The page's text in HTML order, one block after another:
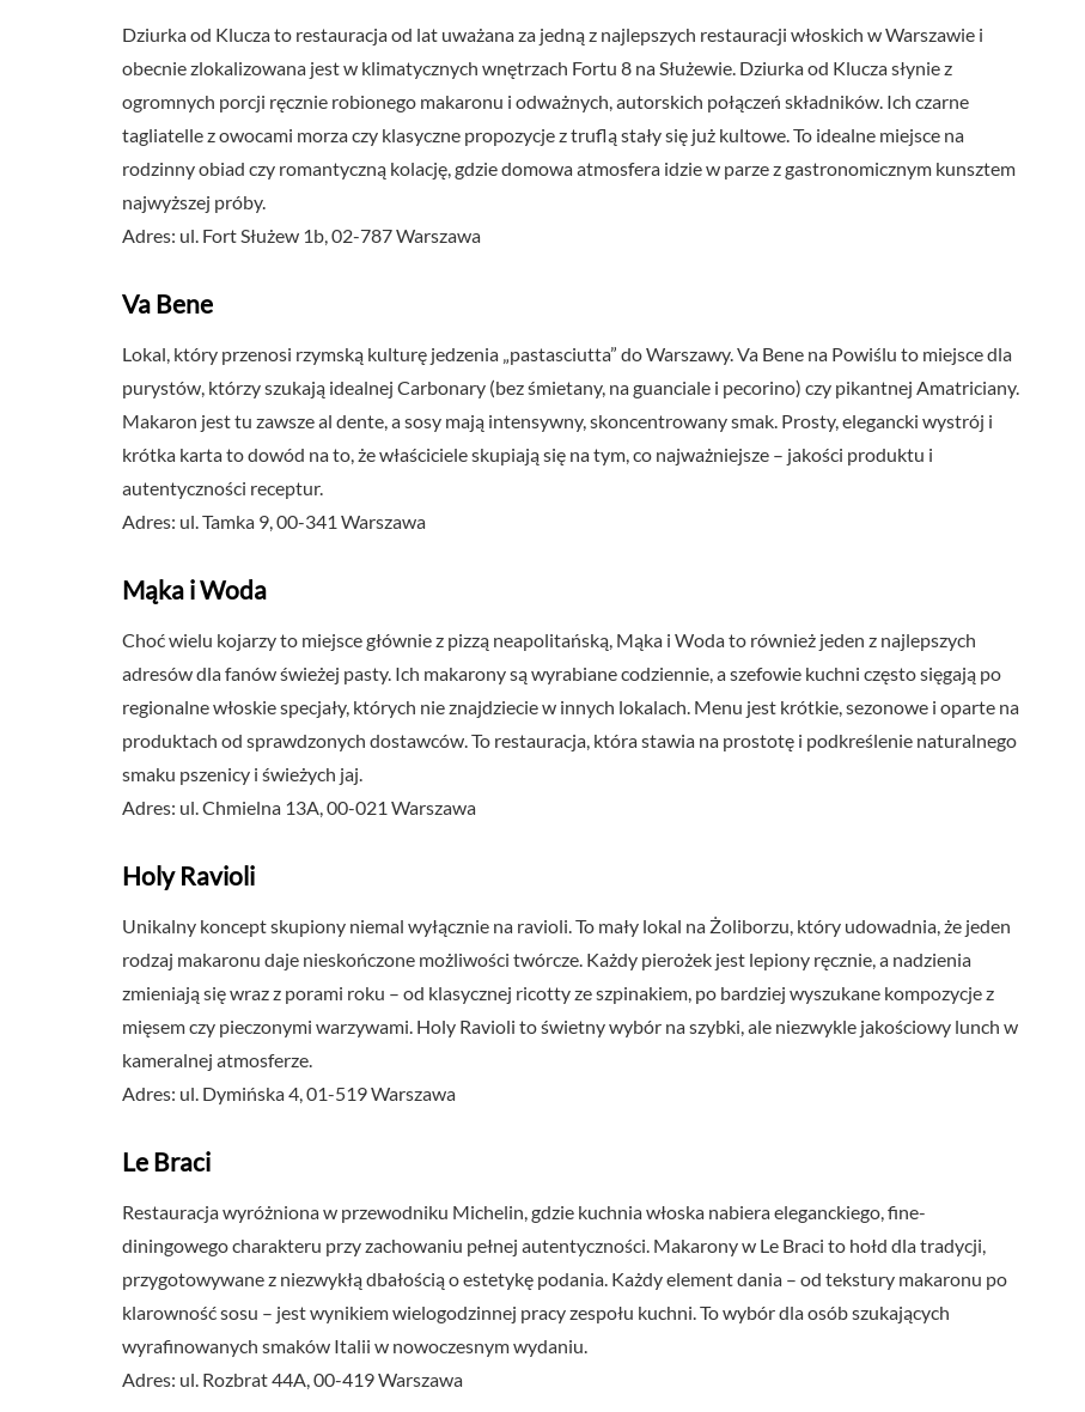
Dziurka od Klucza to restauracja od lat uważana za jedną z najlepszych restauracji włoskich w Warszawie i
obecnie zlokalizowana jest w klimatycznych wnętrzach Fortu 8 na Służewie. Dziurka od Klucza słynie z
ogromnych porcji ręcznie robionego makaronu i odważnych, autorskich połączeń składników. Ich czarne
tagliatelle z owocami morza czy klasyczne propozycje z truflą stały się już kultowe. To idealne miejsce na
rodzinny obiad czy romantyczną kolację, gdzie domowa atmosfera idzie w parze z gastronomicznym kunsztem
najwyższej próby.
Adres: ul. Fort Służew 1b, 02-787 Warszawa
Va Bene
Lokal, który przenosi rzymską kulturę jedzenia „pastasciutta” do Warszawy. Va Bene na Powiślu to miejsce dla
purystów, którzy szukają idealnej Carbonary (bez śmietany, na guanciale i pecorino) czy pikantnej Amatriciany.
Makaron jest tu zawsze al dente, a sosy mają intensywny, skoncentrowany smak. Prosty, elegancki wystrój i
krótka karta to dowód na to, że właściciele skupiają się na tym, co najważniejsze – jakości produktu i
autentyczności receptur.
Adres: ul. Tamka 9, 00-341 Warszawa
Mąka i Woda
Choć wielu kojarzy to miejsce głównie z pizzą neapolitańską, Mąka i Woda to również jeden z najlepszych
adresów dla fanów świeżej pasty. Ich makarony są wyrabiane codziennie, a szefowie kuchni często sięgają po
regionalne włoskie specjały, których nie znajdziecie w innych lokalach. Menu jest krótkie, sezonowe i oparte na
produktach od sprawdzonych dostawców. To restauracja, która stawia na prostotę i podkreślenie naturalnego
smaku pszenicy i świeżych jaj.
Adres: ul. Chmielna 13A, 00-021 Warszawa
Holy Ravioli
Unikalny koncept skupiony niemal wyłącznie na ravioli. To mały lokal na Żoliborzu, który udowadnia, że jeden
rodzaj makaronu daje nieskończone możliwości twórcze. Każdy pierożek jest lepiony ręcznie, a nadzienia
zmieniają się wraz z porami roku – od klasycznej ricotty ze szpinakiem, po bardziej wyszukane kompozycje z
mięsem czy pieczonymi warzywami. Holy Ravioli to świetny wybór na szybki, ale niezwykle jakościowy lunch w
kameralnej atmosferze.
Adres: ul. Dymińska 4, 01-519 Warszawa
Le Braci
Restauracja wyróżniona w przewodniku Michelin, gdzie kuchnia włoska nabiera eleganckiego, fine-
diningowego charakteru przy zachowaniu pełnej autentyczności. Makarony w Le Braci to hołd dla tradycji,
przygotowywane z niezwykłą dbałością o estetykę podania. Każdy element dania – od tekstury makaronu po
klarowność sosu – jest wynikiem wielogodzinnej pracy zespołu kuchni. To wybór dla osób szukających
wyrafinowanych smaków Italii w nowoczesnym wydaniu.
Adres: ul. Rozbrat 44A, 00-419 Warszawa